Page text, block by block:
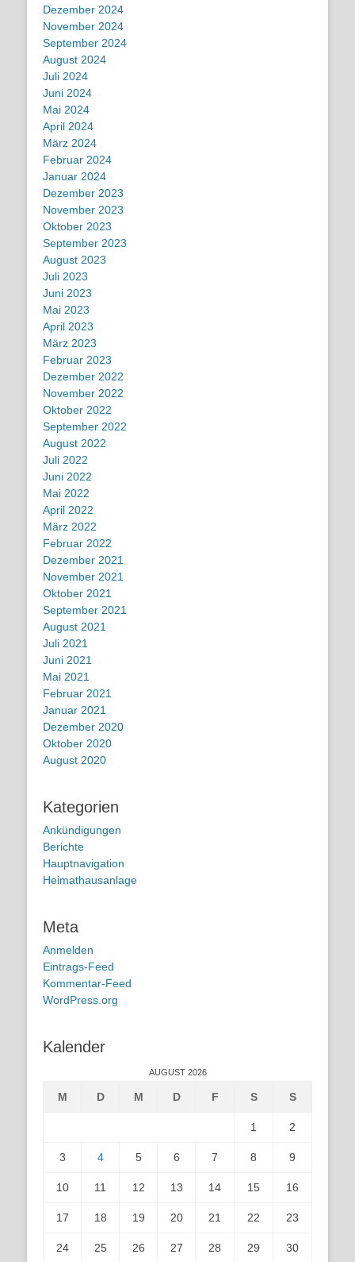
Dezember 2024
November 2024
September 2024
August 2024
Juli 2024
Juni 2024
Mai 2024
April 2024
März 2024
Februar 2024
Januar 2024
Dezember 2023
November 2023
Oktober 2023
September 2023
August 2023
Juli 2023
Juni 2023
Mai 2023
April 2023
März 2023
Februar 2023
Dezember 2022
November 2022
Oktober 2022
September 2022
August 2022
Juli 2022
Juni 2022
Mai 2022
April 2022
März 2022
Februar 2022
Dezember 2021
November 2021
Oktober 2021
September 2021
August 2021
Juli 2021
Juni 2021
Mai 2021
Februar 2021
Januar 2021
Dezember 2020
Oktober 2020
August 2020
Kategorien
Ankündigungen
Berichte
Hauptnavigation
Heimathausanlage
Meta
Anmelden
Eintrags-Feed
Kommentar-Feed
WordPress.org
Kalender
AUGUST 2026
M D M D F S S
1 2
3 4 5 6 7 8 9
10 11 12 13 14 15 16
17 18 19 20 21 22 23
24 25 26 27 28 29 30